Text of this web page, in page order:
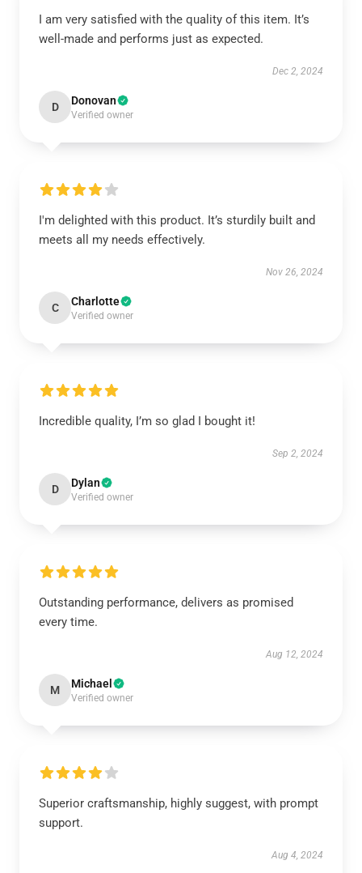
I am very satisfied with the quality of this item. It’s
well-made and performs just as expected.
Dec 2, 2024
D Donovan
Verified owner
I'm delighted with this product. It’s sturdily built and
meets all my needs effectively.
Nov 26, 2024
C Charlotte
Verified owner
Incredible quality, I’m so glad I bought it!
Sep 2, 2024
D Dylan
Verified owner
Outstanding performance, delivers as promised
every time.
Aug 12, 2024
M Michael
Verified owner
Superior craftsmanship, highly suggest, with prompt
support.
Aug 4, 2024